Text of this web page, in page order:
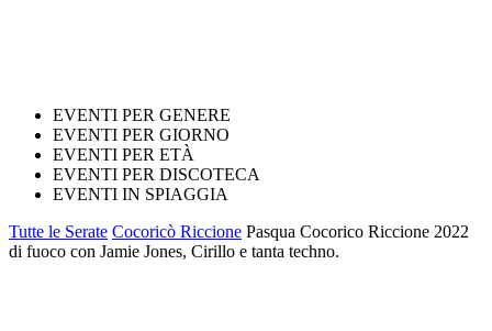
EVENTI PER GENERE
EVENTI PER GIORNO
EVENTI PER ETÀ
EVENTI PER DISCOTECA
EVENTI IN SPIAGGIA
Tutte le Serate Cocoricò Riccione Pasqua Cocorico Riccione 2022
di fuoco con Jamie Jones, Cirillo e tanta techno.